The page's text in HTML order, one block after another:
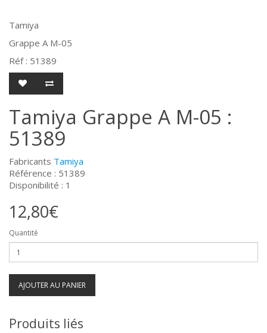
Tamiya
Grappe A M-05
Réf : 51389
Tamiya Grappe A M-05 :
51389
Fabricants Tamiya
Référence : 51389
Disponibilité : 1
12,80€
Quantité
AJOUTER AU PANIER
Produits liés